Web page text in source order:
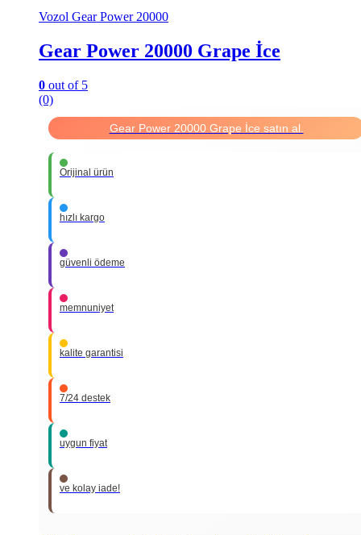
Vozol Gear Power 20000
Gear Power 20000 Grape İce
0 out of 5
(0)
Gear Power 20000 Grape İce satın al.
Orijinal ürün
hızlı kargo
güvenli ödeme
memnuniyet
kalite garantisi
7/24 destek
uygun fiyat
ve kolay iade!